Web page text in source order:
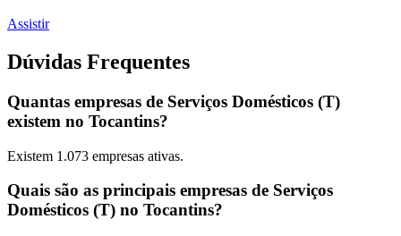
Assistir
Dúvidas Frequentes
Quantas empresas de Serviços Domésticos (T)
existem no Tocantins?
Existem 1.073 empresas ativas.
Quais são as principais empresas de Serviços
Domésticos (T) no Tocantins?